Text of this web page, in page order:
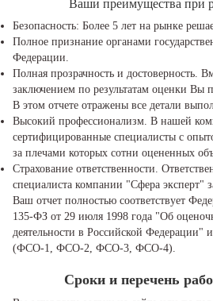
Ваши преимущества при
Безопасность: Более 5 лет на рынке
Полное признание органами
Федерации.
Полная прозрачность и достоверность.
заключением по результатам оценки Вы
В этом отчете отражены все детали
Высокий профессионализм. В нашей
сертифицированные специалисты с
за плечами которых сотни оцененных
Страхование ответственности.
специалиста компании "Сфера эксперт"
Ваш отчет полностью соответствует
135-ФЗ от 29 июля 1998 года "Об
деятельности в Российской Федерации"
(ФСО-1, ФСО-2, ФСО-3, ФСО-4).
Сроки и перечень